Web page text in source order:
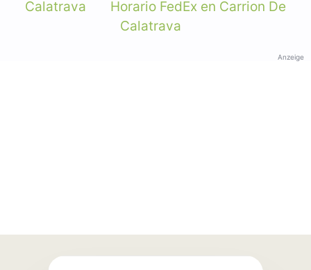
Calatrava
Horario FedEx en Carrion De
Calatrava
Anzeige